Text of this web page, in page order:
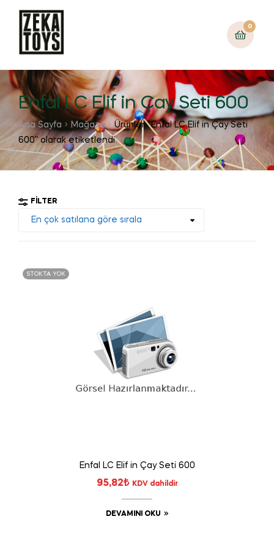
0
Enfal LC Elif in Çay Seti 600
Ana Sayfa Mağaza
Ürünler “Enfal LC Elif in Çay Seti
600” olarak etiketlendi
FILTER
STOKTA YOK
Enfal LC Elif in Çay Seti 600
95,82₺ KDV dahildir
DEVAMINI OKU